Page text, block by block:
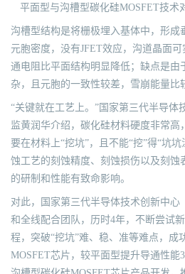
平面型与沟槽型碳化硅MOSFET技术
沟槽型结构是将栅极埋入基体中，形成
元胞密度，没有JFET效应，沟道晶面
通电阻比平面结构明显降低；缺点是由
杂，且元胞的一致性较差，雪崩能量比
“关键就在工艺上。”国家第三代半导体
监黄润华介绍，碳化硅材料硬度非常高
要在材料上“挖坑”，且不能“挖”得“坑
蚀工艺的刻蚀精度、刻蚀损伤以及刻蚀
的研制和性能有致命影响。
对此，国家第三代半导体技术创新中心
和全线配合团队，历时4年，不断尝试
程，突破“挖坑”难、稳、准等难点，成
MOSFET芯片，较平面型提升导通性能